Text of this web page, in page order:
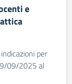
e
per
09/2025 al